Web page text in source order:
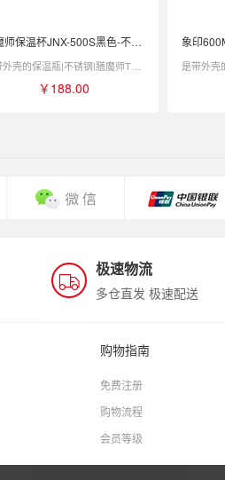
膳魔师保温杯JNX-500S黑色-不锈钢
￥188.00
极速物流
多仓直发 极速配送
购物指南
免费注册
购物流程
会员等级